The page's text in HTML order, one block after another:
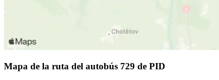
Mapa de la ruta del autobús 729 de PID